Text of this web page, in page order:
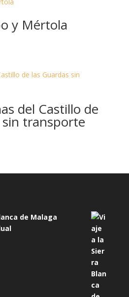
y Mértola
del Castillo de
sin transporte
de Malaga